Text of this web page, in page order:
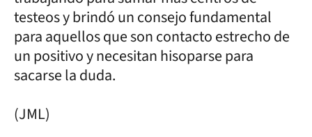
testeos y brindó un consejo fundamental
para aquellos que son contacto estrecho de
un positivo y necesitan hisoparse para
sacarse la duda.
(JML)